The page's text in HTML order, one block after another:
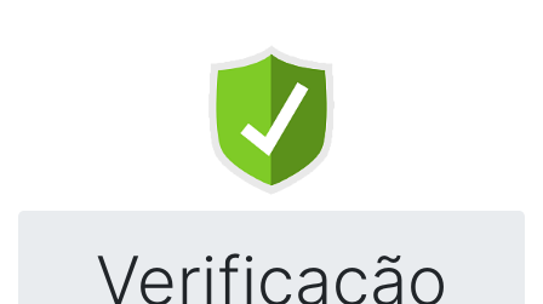
Verificação